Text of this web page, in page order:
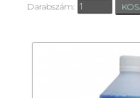
Darabszám: